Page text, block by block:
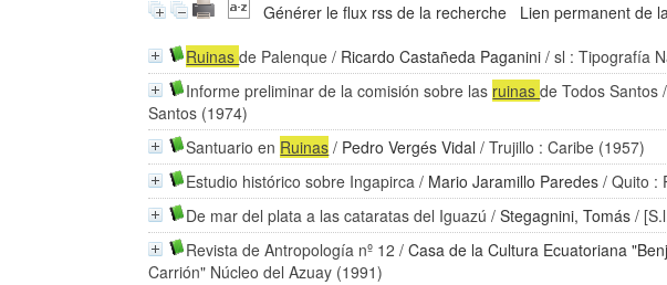
Générer le flux rss de la recherche Lien permanent de
Ruinasde Palenque / Ricardo Castañeda Paganini / sl : Tipografía
Informe preliminar de la comisión sobre las ruinasde Todos Santos /
Santos (1974)
Santuario en Ruinas / Pedro Vergés Vidal / Trujillo : Caribe (1957)
Estudio histórico sobre Ingapirca / Mario Jaramillo Paredes / Quito :
De mar del plata a las cataratas del Iguazú /Stegagnini, Tomás /
Revista de Antropología nº 12 /Casa de la Cultura Ecuatoriana
Carrión" Núcleo del Azuay (1991)